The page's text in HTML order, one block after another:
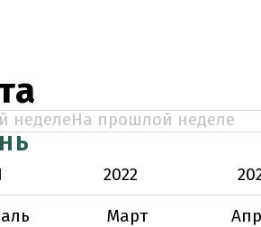
неделеНа прошлой неделе
2022
Март